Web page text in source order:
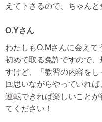
えて下さるので、ちゃん
O.Yさん
わたしもO.Mさんに会えて
初めて取る免許ですので
すけど、「教習の内容を
回思いながらやっていれば
運転できれば楽しいこと
てください！